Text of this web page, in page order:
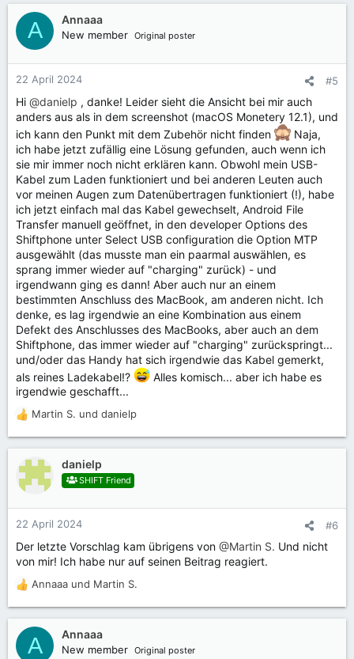
a
k
t
o
n
n
:
A Annaaa
New member Original poster
22 April 2024 #5
Hi @danielp , danke! Leider sieht die Ansicht bei mir auch
anders aus als in dem screenshot (macOS Monetery 12.1), und
ich kann den Punkt mit dem Zubehör nicht finden
Naja,
ich habe jetzt zufällig eine Lösung gefunden, auch wenn ich
sie mir immer noch nicht erklären kann. Obwohl mein USB-
Kabel zum Laden funktioniert und bei anderen Leuten auch
vor meinen Augen zum Datenübertragen funktioniert (!), habe
ich jetzt einfach mal das Kabel gewechselt, Android File
Transfer manuell geöffnet, in den developer Options des
Shiftphone unter Select USB configuration die Option MTP
ausgewählt (das musste man ein paarmal auswählen, es
sprang immer wieder auf "charging" zurück) - und
irgendwann ging es dann! Aber auch nur an einem
bestimmten Anschluss des MacBook, am anderen nicht. Ich
denke, es lag irgendwie an eine Kombination aus einem
Defekt des Anschlusses des MacBooks, aber auch an dem
Shiftphone, das immer wieder auf "charging" zurückspringt...
und/oder das Handy hat sich irgendwie das Kabel gemerkt,
als reines Ladekabel!?
Alles komisch... aber ich habe es
irgendwie geschafft...
R
e
a
o
n
n
:
Martin S. und danielp
danielp
SHIFT Friend
22 April 2024 #6
Der letzte Vorschlag kam übrigens von @Martin S. Und nicht
von mir! Ich habe nur auf seinen Beitrag reagiert.
R
e
a
k
t
Annaaa und Martin S.
A Annaaa
New member Original poster